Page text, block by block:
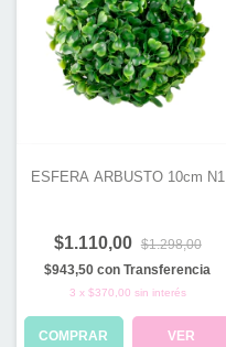
ESFERA ARBUSTO 10cm N1
$1.110,00 $1.298,00
$943,50con Transferencia
3 x $370,00 sin interés
COMPRAR VER